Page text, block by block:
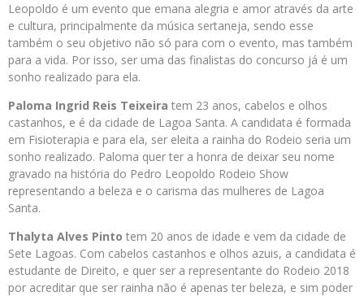
Leopoldo é um evento que emana alegria e amor através da arte
e cultura, principalmente da música sertaneja, sendo esse
também o seu objetivo não só para com o evento, mas também
para a vida. Por isso, ser uma das finalistas do concurso já é um
sonho realizado para ela.
Paloma Ingrid Reis Teixeira tem 23 anos, cabelos e olhos
castanhos, e é da cidade de Lagoa Santa. A candidata é formada
em Fisioterapia e para ela, ser eleita a rainha do Rodeio seria um
sonho realizado. Paloma quer ter a honra de deixar seu nome
gravado na história do Pedro Leopoldo Rodeio Show
representando a beleza e o carisma das mulheres de Lagoa
Santa.
Thalyta Alves Pinto tem 20 anos de idade e vem da cidade de
Sete Lagoas. Com cabelos castanhos e olhos azuis, a candidata é
estudante de Direito, e quer ser a representante do Rodeio 2018
por acreditar que ser rainha não é apenas ter beleza, e sim poder